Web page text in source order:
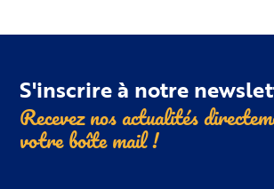
S'inscrire à notre
Recevez nos actualités
votre boîtemail !